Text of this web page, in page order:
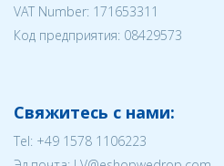
VAT Number: 171653311
Код предприятия: 08429573
Свяжитесь с нами:
Tel: +49 1578 1106223